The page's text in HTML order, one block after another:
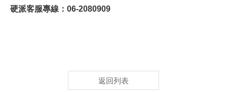
硬派客服專線：06-2080909
返回列表